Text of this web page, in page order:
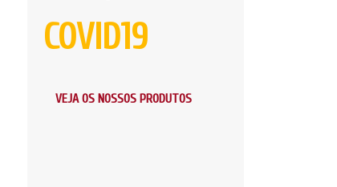
COVID19
VEJA OS NOSSOS PRODUTOS